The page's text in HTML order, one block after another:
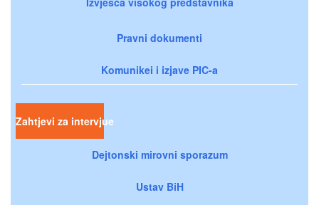
Pravni dokumenti
Komunikei i izjave PIC-a
Zahtjevi za intervjue
Dejtonski mirovni sporazum
Ustav BiH